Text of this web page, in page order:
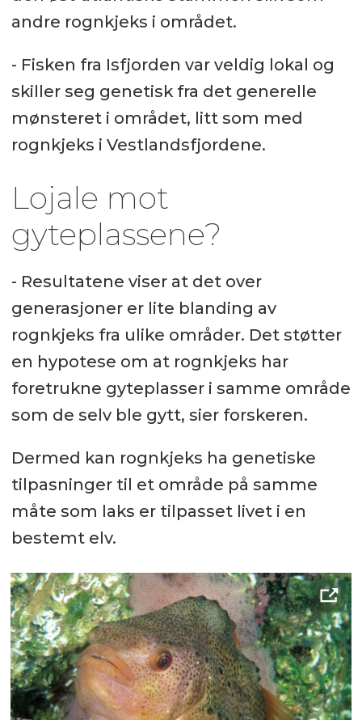
andre rognkjeks i området.
- Fisken fra Isfjorden var veldig lokal og
skiller seg genetisk fra det generelle
mønsteret i området, litt som med
rognkjeks i Vestlandsfjordene.
Lojale mot
gyteplassene?
- Resultatene viser at det over
generasjoner er lite blanding av
rognkjeks fra ulike områder. Det støtter
en hypotese om at rognkjeks har
foretrukne gyteplasser i samme område
som de selv ble gytt, sier forskeren.
Dermed kan rognkjeks ha genetiske
tilpasninger til et område på samme
måte som laks er tilpasset livet i en
bestemt elv.